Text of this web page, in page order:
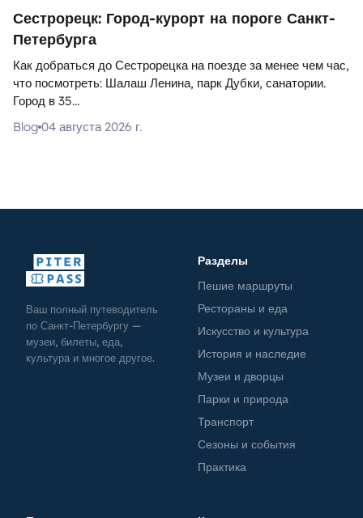
Сестрорецк: Город-курорт на пороге Санкт-
Петербурга
Как добраться до Сестрорецка на поезде за менее чем час,
что посмотреть: Шалаш Ленина, парк Дубки, санатории.
Город в 35...
Blog 04 августа 2026 г.
Ваш полный путеводитель
по Санкт-Петербургу —
музеи, билеты, еда,
культура и многое другое.
Разделы
Пешие маршруты
Рестораны и еда
Искусство и культура
История и наследие
Музеи и дворцы
Парки и природа
Транспорт
Сезоны и события
Практика